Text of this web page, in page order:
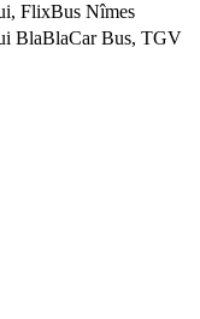
FlixBus Nîmes
BlaBlaCar Bus, TGV